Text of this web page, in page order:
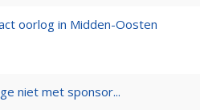
oorlog in Midden-Oosten
niet met sponsor...